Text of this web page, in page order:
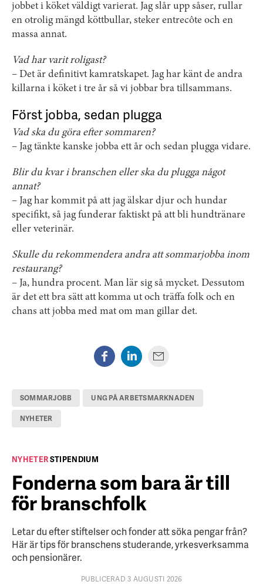
jobbet i köket väldigt varierat. Jag slår upp såser, rullar
en otrolig mängd köttbullar, steker entrecôte och en
massa annat.
Vad har varit roligast?
– Det är definitivt kamratskapet. Jag har känt de andra
killarna i köket i tre år så vi jobbar bra tillsammans.
Först jobba, sedan plugga
Vad ska du göra efter sommaren?
– Jag tänkte kanske jobba ett år och sedan plugga vidare.
Blir du kvar i branschen eller ska du plugga något
annat?
– Jag har kommit på att jag älskar djur och hundar
specifikt, så jag funderar faktiskt på att bli hundtränare
eller veterinär.
Skulle du rekommendera andra att sommarjobba inom
restaurang?
– Ja, hundra procent. Man lär sig så mycket. Dessutom
är det ett bra sätt att komma ut och träffa folk och en
chans att jobba med mat om man gillar det.
SOMMARJOBB UNG PÅ ARBETSMARKNADEN
NYHETER
NYHETERSTIPENDIUM
Fonderna som bara är till
för branschfolk
Letar du efter stiftelser och fonder att söka pengar från?
Här är tips för branschens studerande, yrkesverksamma
och pensionärer.
PUBLICERAD 3 AUGUSTI 2026